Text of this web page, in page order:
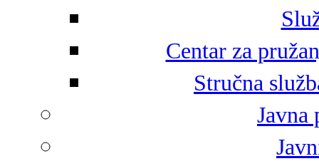
Centar za
Stručna
Javna